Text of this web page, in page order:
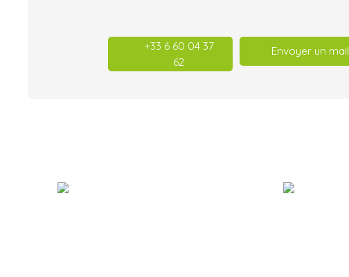
+33 6 60 04 37
62
Envoyer un mail